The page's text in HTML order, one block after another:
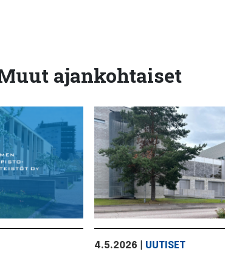
ajankohtaiset
4.5.2026
UUTISET